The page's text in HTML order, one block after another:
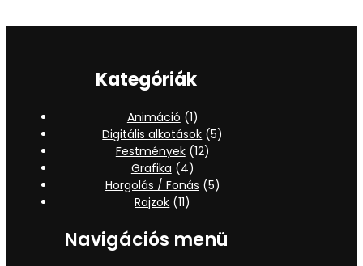
Kategóriák
Animáció (1)
Digitális alkotások (5)
Festmények(12)
Grafika (4)
Horgolás / Fonás (5)
Rajzok (11)
Navigációs menü